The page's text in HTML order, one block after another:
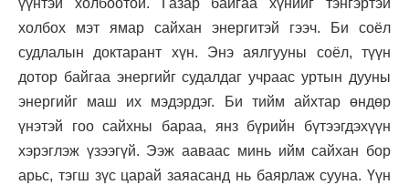
үүнтэй холбоотой. Газар байгаа хүнийг тэнгэртэй
холбох мэт ямар сайхан энергитэй гээч. Би соёл
судлалын доктарант хүн. Энэ аялгууны соёл, түүн
дотор байгаа энергийг судалдаг учраас уртын дууны
энергийг маш их мэдэрдэг. Би тийм айхтар өндөр
үнэтэй гоо сайхны бараа, янз бүрийн бүтээгдэхүүн
хэрэглэж үзээгүй. Ээж ааваас минь ийм сайхан бор
арьс, тэгш зүс царай заяасанд нь баярлаж сууна. Үүн